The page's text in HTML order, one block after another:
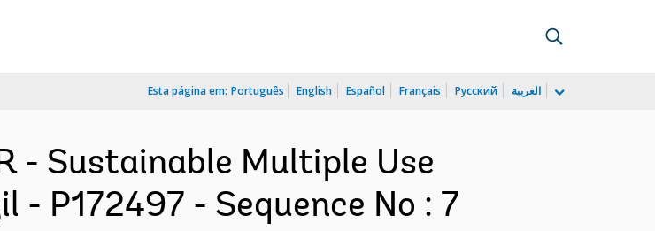
Esta página em: Português English Español Français Русский العربية
- Sustainable Multiple Use
- P172497 - Sequence No : 7